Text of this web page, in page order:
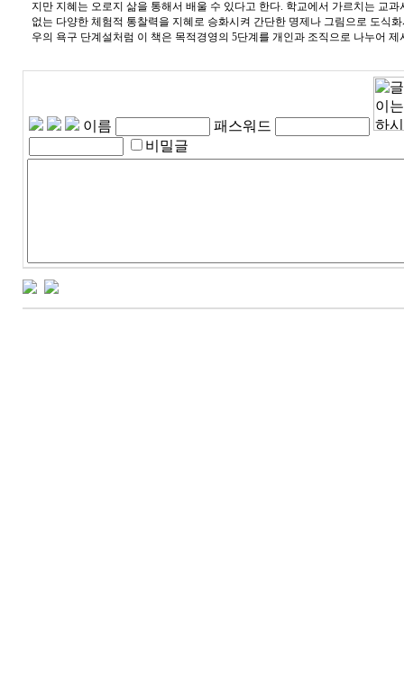
지만 지혜는 오로지 삶을 통해서 배울 수 있다고 한다. 학교에서 가르치는 교
없는 다양한 체험적 통찰력을 지혜로 승화시켜 간단한 명제나 그림으로 도식
우의 욕구 단계설처럼 이 책은 목적경영의 5단계를 개인과 조직으로 나누어 제
이름
패스워드
비밀글